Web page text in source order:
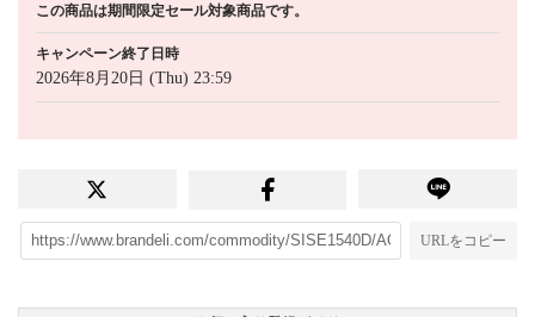
この商品は期間限定セール対象商品です。
キャンペーン終了日時
2026年8月20日 (Thu) 23:59
URLをコピー